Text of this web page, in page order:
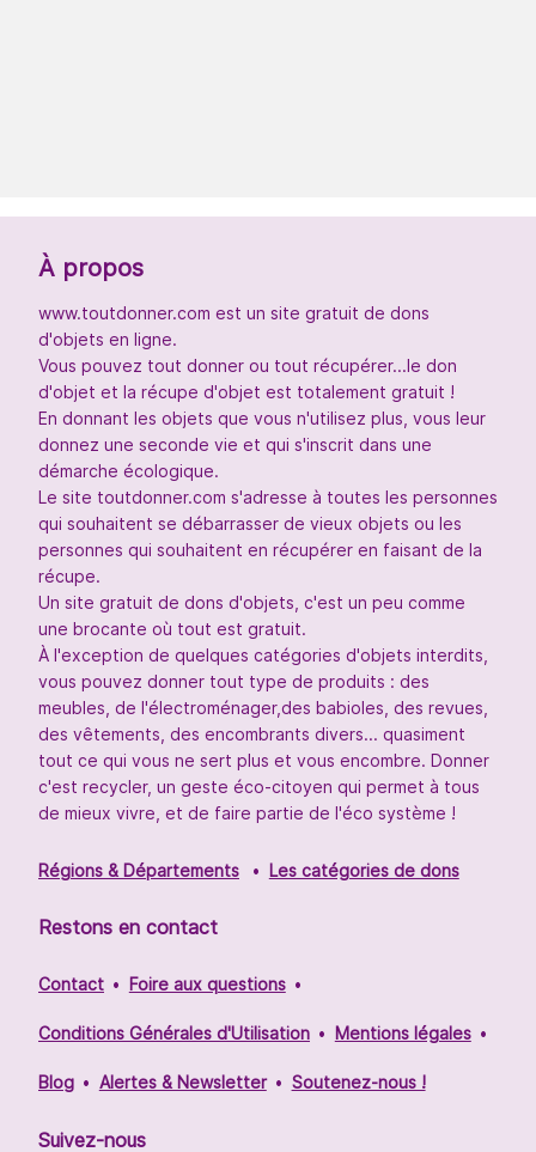
À propos
www.toutdonner.com est un site gratuit de dons
d'objets en ligne.
Vous pouvez tout donner ou tout récupérer...le don
d'objet et la récupe d'objet est totalement gratuit !
En donnant les objets que vous n'utilisez plus, vous leur
donnez une seconde vie et qui s'inscrit dans une
démarche écologique.
Le site toutdonner.com s'adresse à toutes les personnes
qui souhaitent se débarrasser de vieux objets ou les
personnes qui souhaitent en récupérer en faisant de la
récupe.
Un site gratuit de dons d'objets, c'est un peu comme
une brocante où tout est gratuit.
À l'exception de quelques catégories d'objets interdits,
vous pouvez donner tout type de produits : des
meubles, de l'électroménager,des babioles, des revues,
des vêtements, des encombrants divers... quasiment
tout ce qui vous ne sert plus et vous encombre. Donner
c'est recycler, un geste éco-citoyen qui permet à tous
de mieux vivre, et de faire partie de l'éco système !
Régions & Départements Les catégories de dons
Restons en contact
Contact Foire aux questions
Conditions Générales d'Utilisation Mentions légales
Blog Alertes & Newsletter Soutenez-nous !
Suivez-nous